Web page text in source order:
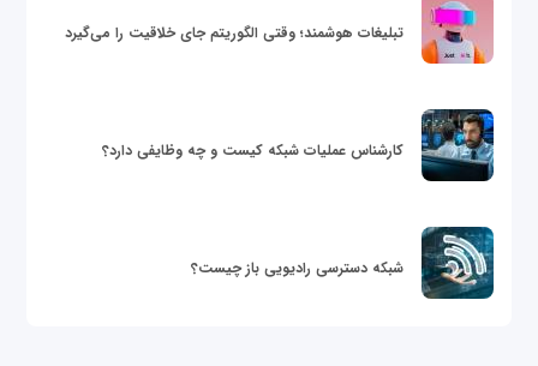
تبلیغات هوشمند؛ وقتی الگوریتم جای خلاقیت را می‌گیرد
کارشناس عملیات شبکه کیست و چه وظایفی دارد؟
شبکه دسترسی رادیویی باز چیست؟